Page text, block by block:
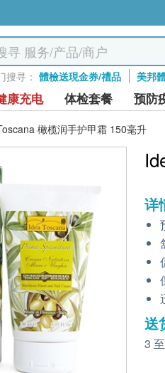
搜寻： 體檢送現金券/禮品 美邦
康充电 体检套餐 预防
橄榄润手护甲霜 150毫升
详
送
3